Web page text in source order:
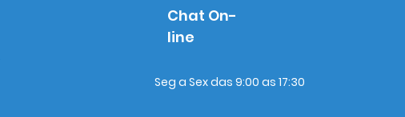
Chat On-
line
Seg a Sex das 9:00 as 17:30